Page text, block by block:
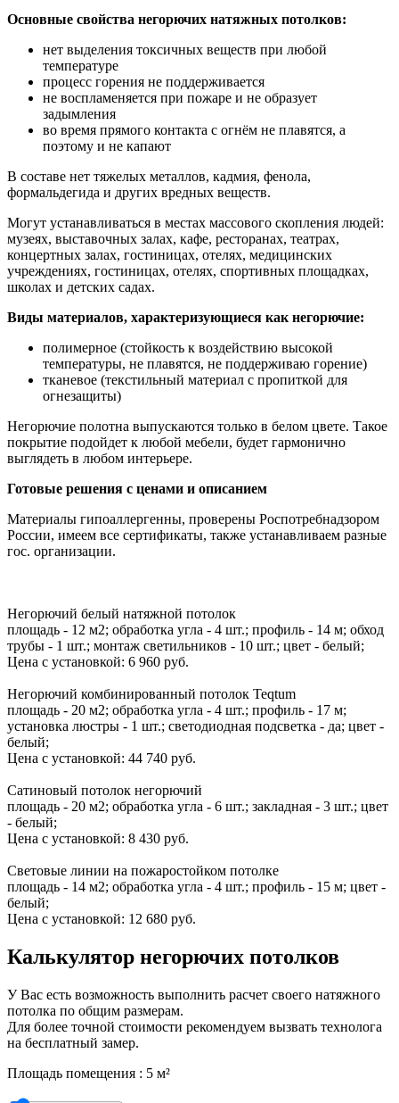
Основные свойства негорючих натяжных потолков:
нет выделения токсичных веществ при любой
температуре
процесс горения не поддерживается
не воспламеняется при пожаре и не образует
задымления
во время прямого контакта с огнём не плавятся, а
поэтому и не капают
В составе нет тяжелых металлов, кадмия, фенола,
формальдегида и других вредных веществ.
Могут устанавливаться в местах массового скопления людей:
музеях, выставочных залах, кафе, ресторанах, театрах,
концертных залах, гостиницах, отелях, медицинских
учреждениях, гостиницах, отелях, спортивных площадках,
школах и детских садах.
Виды материалов, характеризующиеся как негорючие:
полимерное (стойкость к воздействию высокой
температуры, не плавятся, не поддерживаю горение)
тканевое (текстильный материал с пропиткой для
огнезащиты)
Негорючие полотна выпускаются только в белом цвете. Такое
покрытие подойдет к любой мебели, будет гармонично
выглядеть в любом интерьере.
Готовые решения с ценами и описанием
Материалы гипоаллергенны, проверены Роспотребнадзором
России, имеем все сертификаты, также устанавливаем разные
гос. организации.
Негорючий белый натяжной потолок
площадь - 12 м2; обработка угла - 4 шт.; профиль - 14 м; обход
трубы - 1 шт.; монтаж светильников - 10 шт.; цвет - белый;
Цена с установкой: 6 960 руб.
Негорючий комбинированный потолок Teqtum
площадь - 20 м2; обработка угла - 4 шт.; профиль - 17 м;
установка люстры - 1 шт.; светодиодная подсветка - да; цвет -
белый;
Цена с установкой: 44 740 руб.
Сатиновый потолок негорючий
площадь - 20 м2; обработка угла - 6 шт.; закладная - 3 шт.; цвет
- белый;
Цена с установкой: 8 430 руб.
Световые линии на пожаростойком потолке
площадь - 14 м2; обработка угла - 4 шт.; профиль - 15 м; цвет -
белый;
Цена с установкой: 12 680 руб.
Калькулятор негорючих потолков
У Вас есть возможность выполнить расчет своего натяжного
потолка по общим размерам.
Для более точной стоимости рекомендуем вызвать технолога
на бесплатный замер.
Площадь помещения : 5 м²